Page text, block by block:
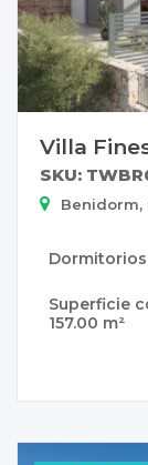
Villa
SKU:
Benidorm,
Dormitorios
Superficie
157.00 m²